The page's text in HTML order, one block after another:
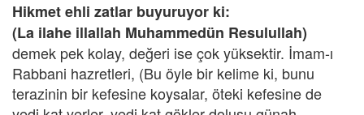
Hikmet ehli zatlar buyuruyor ki:
(La ilahe illallah Muhammedün Resulullah)
demek pek kolay, değeri ise çok yüksektir. İmam-ı
Rabbani hazretleri, (Bu öyle bir kelime ki, bunu
terazinin bir kefesine koysalar, öteki kefesine de